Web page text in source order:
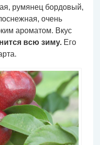
румянец бордовый,
очень
ароматом. Вкус
всю зиму. Его